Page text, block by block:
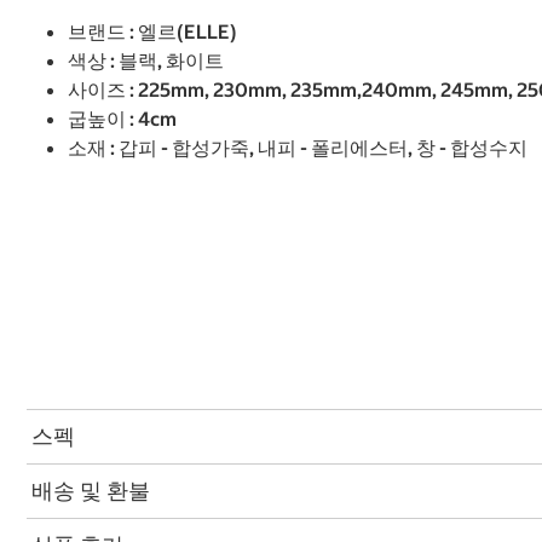
브랜드 : 엘르(ELLE)
색상 : 블랙, 화이트
사이즈 : 225mm, 230mm, 235mm,240mm, 245mm,
굽높이 : 4cm
소재 : 갑피 - 합성가죽, 내피 - 폴리에스터, 창 - 합성수지
스펙
배송 및 환불